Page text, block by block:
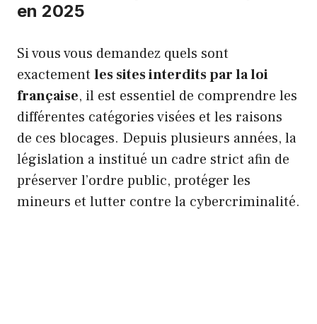
en 2025
Si vous vous demandez quels sont
exactement les sites interdits par la loi
française, il est essentiel de comprendre les
différentes catégories visées et les raisons
de ces blocages. Depuis plusieurs années, la
législation a institué un cadre strict afin de
préserver l’ordre public, protéger les
mineurs et lutter contre la cybercriminalité.